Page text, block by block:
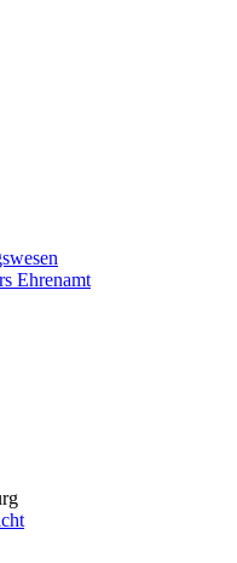
Ehrenamt